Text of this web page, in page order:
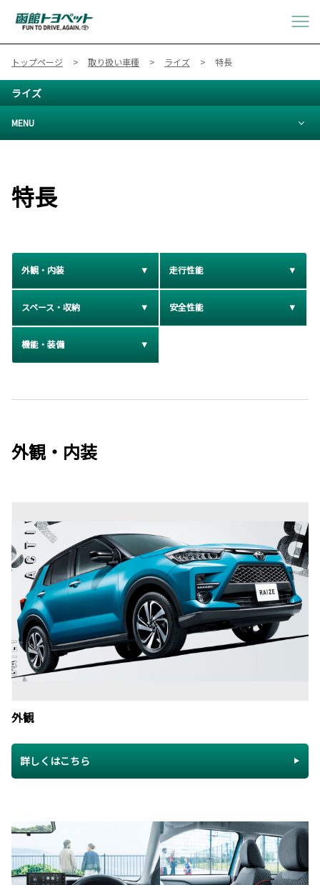
トップページ 取り扱い車種 ライズ 特長
ライズ
MENU
特長
外観・内装 走行性能
スペース・収納 安全性能
機能・装備
外観・内装
外観
詳しくはこちら